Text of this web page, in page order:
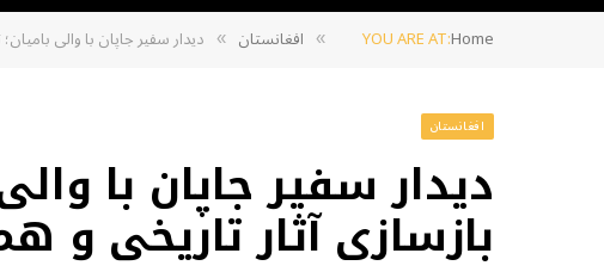
YOU ARE AT:Home
» افغانستان » دیدار سفیر جاپان با والی
افغانستان
دیدار سفیر جاپان با
بازسازی آثار تاریخی